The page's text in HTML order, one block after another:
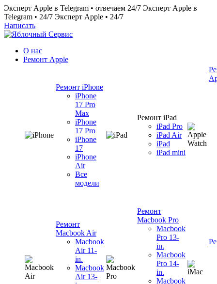
Эксперт Apple в Telegram • отвечаем 24/7 Эксперт Apple в
Telegram • 24/7 Эксперт Apple • 24/7
Написать
О нас
Ремонт Apple
Ремонт iPhone
iPhone
17 Pro
Max
iPhone
17 Pro
iPhone
17
iPhone
Air
Все
модели
Ремонт iPad
iPad Pro
iPad Air
iPad
iPad mini
Ремонт
Macbook Air
Macbook
Air 11-
in.
Macbook
Air 13-
Ремонт
Macbook Pro
Macbook
Pro 13-
in.
Macbook
Pro 14-
in.
Macbook